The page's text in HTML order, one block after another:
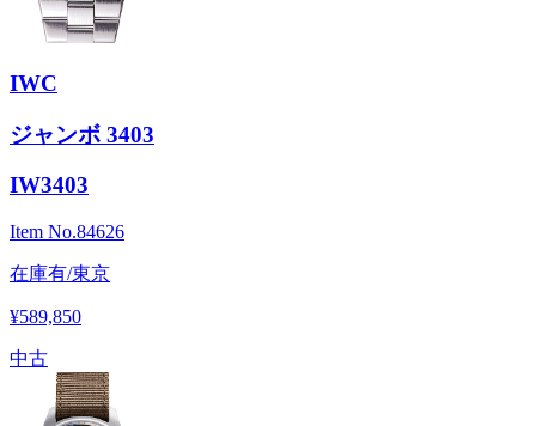
IWC
ジャンボ 3403
IW3403
Item No.84626
在庫有/東京
¥589,850
中古